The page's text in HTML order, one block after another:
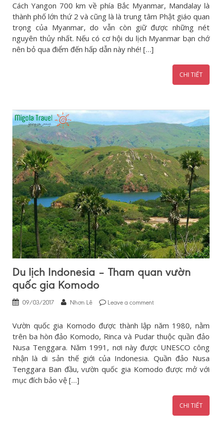
Cách Yangon 700 km về phía Bắc Myanmar, Mandalay là
thành phố lớn thứ 2 và cũng là là trung tâm Phật giáo quan
trọng của Myanmar, do vẫn còn giữ được những nét
nguyên thủy nhất. Nếu có cơ hội du lịch Myanmar bạn chớ
nên bỏ qua điểm đến hấp dẫn này nhé! […]
CHI TIẾT
Du lịch Indonesia – Tham quan vườn
quốc gia Komodo
09/03/2017 Nhơn Lê Leave a comment
Vườn quốc gia Komodo được thành lập năm 1980, nằm
trên ba hòn đảo Komodo, Rinca và Pudar thuộc quần đảo
Nusa Tenggara. Năm 1991, nơi này được UNESCO công
nhận là di sản thế giới của Indonesia. Quần đảo Nusa
Tenggara Ban đầu, vườn quốc gia Komodo được mở với
mục đích bảo vệ […]
CHI TIẾT